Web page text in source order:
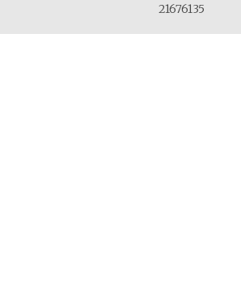
21676135